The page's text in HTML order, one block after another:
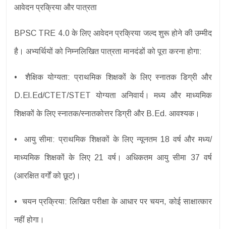
आवेदन प्रक्रिया और पात्रता
BPSC TRE 4.0 के लिए आवेदन प्रक्रिया जल्द शुरू होने की उम्मीद
है। अभ्यर्थियों को निम्नलिखित पात्रता मानदंडों को पूरा करना होगा:
• शैक्षिक योग्यता: प्राथमिक शिक्षकों के लिए स्नातक डिग्री और
D.El.Ed/CTET/STET योग्यता अनिवार्य। मध्य और माध्यमिक
शिक्षकों के लिए स्नातक/स्नातकोत्तर डिग्री और B.Ed. आवश्यक।
• आयु सीमा: प्राथमिक शिक्षकों के लिए न्यूनतम 18 वर्ष और मध्य/
माध्यमिक शिक्षकों के लिए 21 वर्ष। अधिकतम आयु सीमा 37 वर्ष
(आरक्षित वर्गों को छूट)।
• चयन प्रक्रिया: लिखित परीक्षा के आधार पर चयन, कोई साक्षात्कार
नहीं होगा।